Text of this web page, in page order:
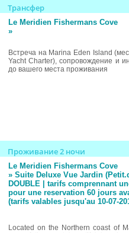
Трансфер
Le Meridien Fishermans Cove
»
Встреча на Marina Eden Island
Yacht Charter), сопровождение и
до вашего места проживания
Проживание 2 ночи
Le Meridien Fishermans Cove
» Suite Deluxe Vue Jardin
DOUBLE | tarifs comprennant
pour une reservation 60 jours
(tarifs valables jusqu'au 10-07-
Located on the Northern coast of